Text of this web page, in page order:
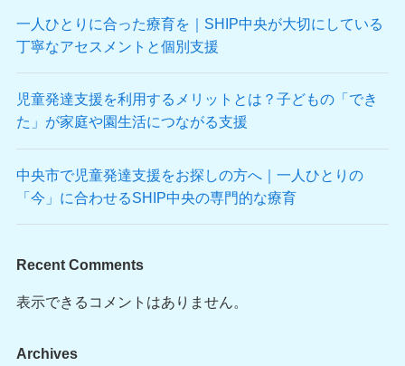
一人ひとりに合った療育を｜SHIP中央が大切にしている
丁寧なアセスメントと個別支援
児童発達支援を利用するメリットとは？子どもの「でき
た」が家庭や園生活につながる支援
中央市で児童発達支援をお探しの方へ｜一人ひとりの
「今」に合わせるSHIP中央の専門的な療育
Recent Comments
表示できるコメントはありません。
Archives